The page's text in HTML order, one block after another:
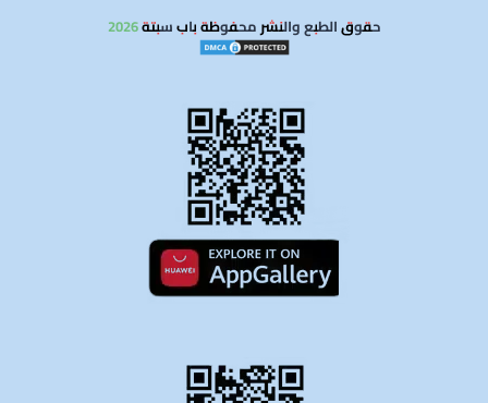
حقوق الطبع والنشر محفوظة باب سبتة 2026